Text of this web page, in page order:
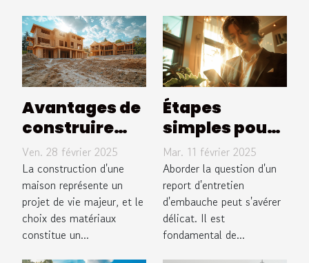
Avantages de
construire
votre maison
en bois avec
un diagnostic
rapide
Ven. 28 février 2025
La construction d'une
maison représente un
projet de vie majeur, et le
choix des matériaux
constitue un...
Étapes
simples pour
repousser un
entretien
d'emploi sans
enfreindre les
règles
Mar. 11 février 2025
Aborder la question d'un
report d'entretien
d'embauche peut s'avérer
délicat. Il est
fondamental de...